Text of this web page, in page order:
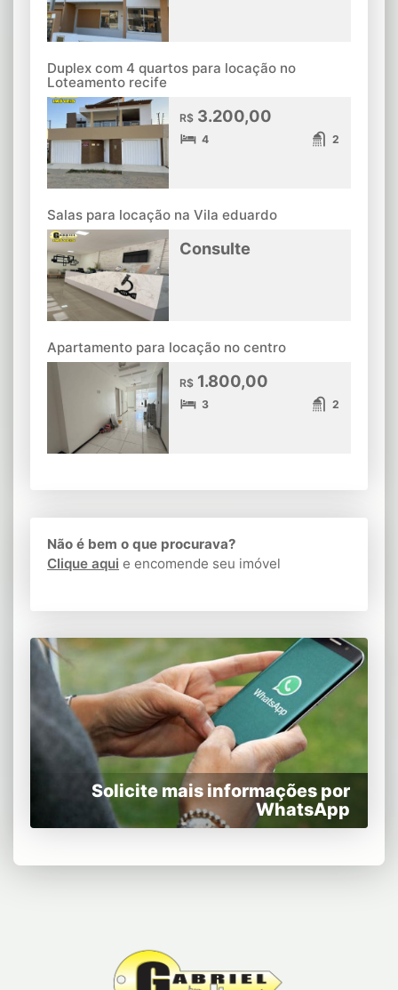
Duplex com 4 quartos para locação no
Loteamento recife
R$3.200,00
4 2
Salas para locação na Vila eduardo
Consulte
Apartamento para locação no centro
R$1.800,00
3 2
Não é bem o que procurava?
Clique aqui e encomende seu imóvel
Solicite mais informações por
WhatsApp